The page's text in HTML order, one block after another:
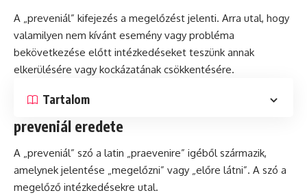
A „preveniál” kifejezés a megelőzést jelenti. Arra utal, hogy
valamilyen nem kívánt esemény vagy probléma
bekövetkezése előtt intézkedéseket teszünk annak
elkerülésére vagy kockázatának csökkentésére.
Tartalom
preveniál eredete
A „preveniál” szó a latin „praevenire” igéből származik,
amelynek jelentése „megelőzni” vagy „előre látni”. A szó a
megelőző intézkedésekre utal.